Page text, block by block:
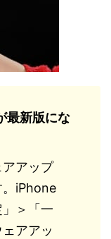
最新版にな
アップ
。iPhone
＞「一
アアッ